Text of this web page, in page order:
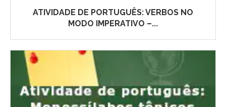
ATIVIDADE DE PORTUGUÊS: VERBOS NO
MODO IMPERATIVO –...